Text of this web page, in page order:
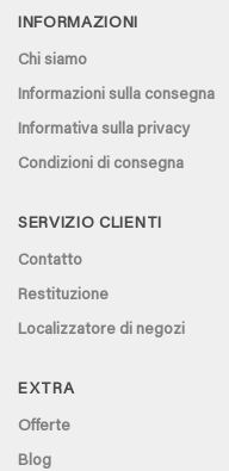
INFORMAZIONI
Chi siamo
Informazioni sulla consegna
Informativa sulla privacy
Condizioni di consegna
SERVIZIO CLIENTI
Contatto
Restituzione
Localizzatore di negozi
EXTRA
Offerte
Blog